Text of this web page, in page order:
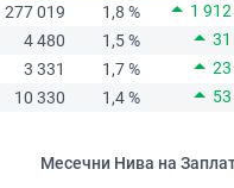
277 019 1,8 %
1 912
4 480 1,5 %
31
3 331 1,7 %
23
10 330 1,4 % 53
Месечни Нива на